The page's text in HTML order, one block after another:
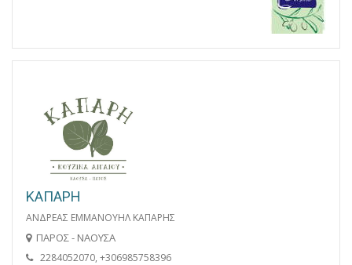
ΚΑΠΑΡΗ
ΑΝΔΡΕΑΣ ΕΜΜΑΝΟΥΗΛ ΚΑΠΑΡΗΣ
ΠΑΡΟΣ - ΝΑΟΥΣΑ
2284052070, +306985758396